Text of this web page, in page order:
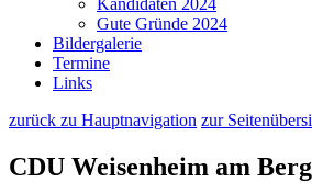
Gute Gründe 2024
Bildergalerie
Termine
Links
zurück zu Hauptnavigation zur
CDU Weisenheim am